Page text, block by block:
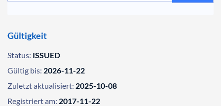
Gültigkeit
Status: ISSUED
Gültig bis: 2026-11-22
Zuletzt aktualisiert: 2025-10-08
Registriert am: 2017-11-22